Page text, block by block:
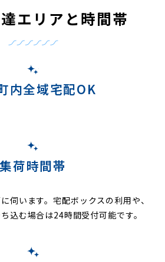
エリアと時間帯
内全域宅配OK
集荷時間帯
伺います。宅配ボックスの利用や、
込む場合は24時間受付可能です。